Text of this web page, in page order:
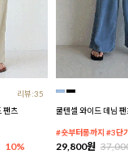
리뷰:35
팬츠
10%
쿨텐셀 와이드 데님 팬
#숏부터롱까지 #3단
29,800원